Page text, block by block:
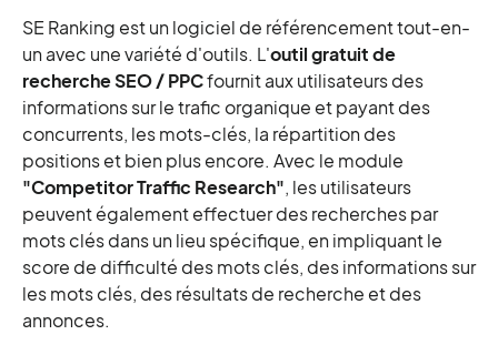
SE Ranking est un logiciel de référencement tout-en-
un avec une variété d'outils. L'outil gratuit de
recherche SEO / PPCfournit aux utilisateurs des
informations sur le trafic organique et payant des
concurrents, les mots-clés, la répartition des
positions et bien plus encore. Avec le module
"Competitor Traffic Research", les utilisateurs
peuvent également effectuer des recherches par
mots clés dans un lieu spécifique, en impliquant le
score de difficulté des mots clés, des informations sur
les mots clés, des résultats de recherche et des
annonces.